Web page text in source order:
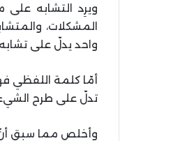
المشكلات،
واحد يدلّ على
أمّا كلمة اللفظي
تدلّ على طرح
وأخلص مما سبق